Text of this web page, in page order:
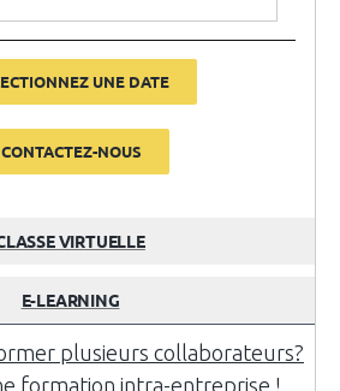
UNE DATE
CONTACTEZ-NOUS
VIRTUELLE
E-LEARNING
plusieurs collaborateurs?
formation intra-entreprise !